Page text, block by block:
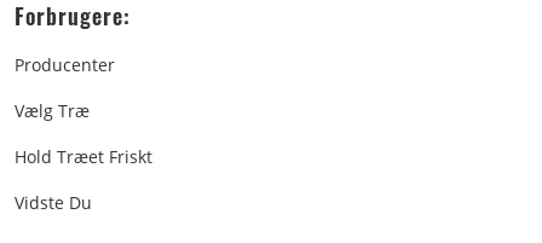
Forbrugere:
Producenter
Vælg Træ
Hold Træet Friskt
Vidste Du